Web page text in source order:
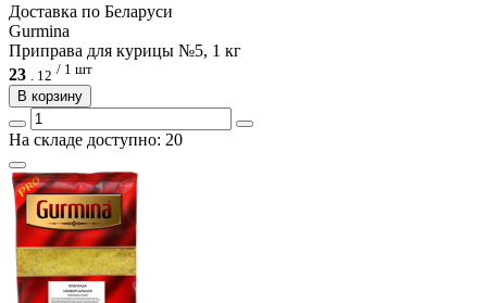
Доcтавка по Беларуси
Gurmina
Приправа для курицы №5, 1 кг
23 . 12 / 1 шт
В корзину
На складе доступно: 20